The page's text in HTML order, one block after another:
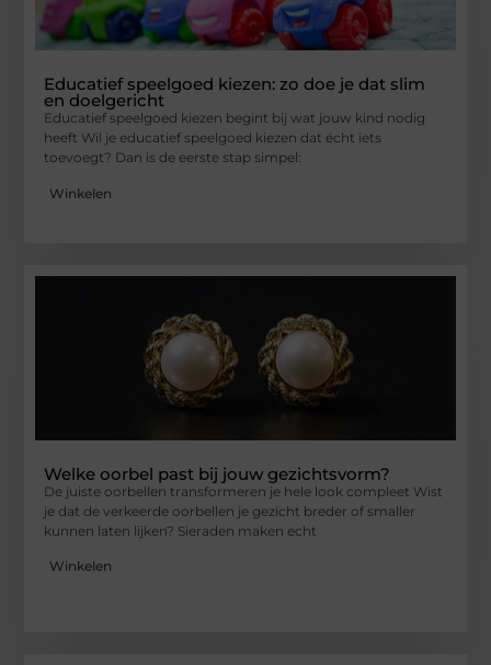
Educatief speelgoed kiezen: zo doe je dat slim
en doelgericht
Educatief speelgoed kiezen begint bij wat jouw kind nodig
heeft Wil je educatief speelgoed kiezen dat écht iets
toevoegt? Dan is de eerste stap simpel:
Winkelen
Welke oorbel past bij jouw gezichtsvorm?
De juiste oorbellen transformeren je hele look compleet Wist
je dat de verkeerde oorbellen je gezicht breder of smaller
kunnen laten lijken? Sieraden maken echt
Winkelen